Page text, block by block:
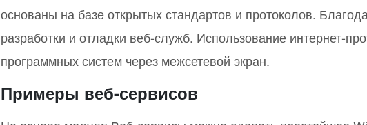
основаны на базе открытых стандартов и протоколов.
разработки и отладки веб-служб. Использование интернет-
программных систем через межсетевой экран.
Примеры веб-сервисов